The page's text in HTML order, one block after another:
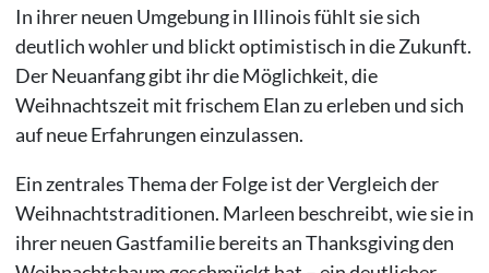
In ihrer neuen Umgebung in Illinois fühlt sie sich
deutlich wohler und blickt optimistisch in die Zukunft.
Der Neuanfang gibt ihr die Möglichkeit, die
Weihnachtszeit mit frischem Elan zu erleben und sich
auf neue Erfahrungen einzulassen.
Ein zentrales Thema der Folge ist der Vergleich der
Weihnachtstraditionen. Marleen beschreibt, wie sie in
ihrer neuen Gastfamilie bereits an Thanksgiving den